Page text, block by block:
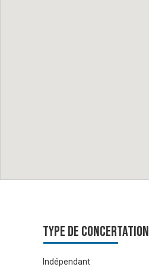
Type de Concertation
Indépendant